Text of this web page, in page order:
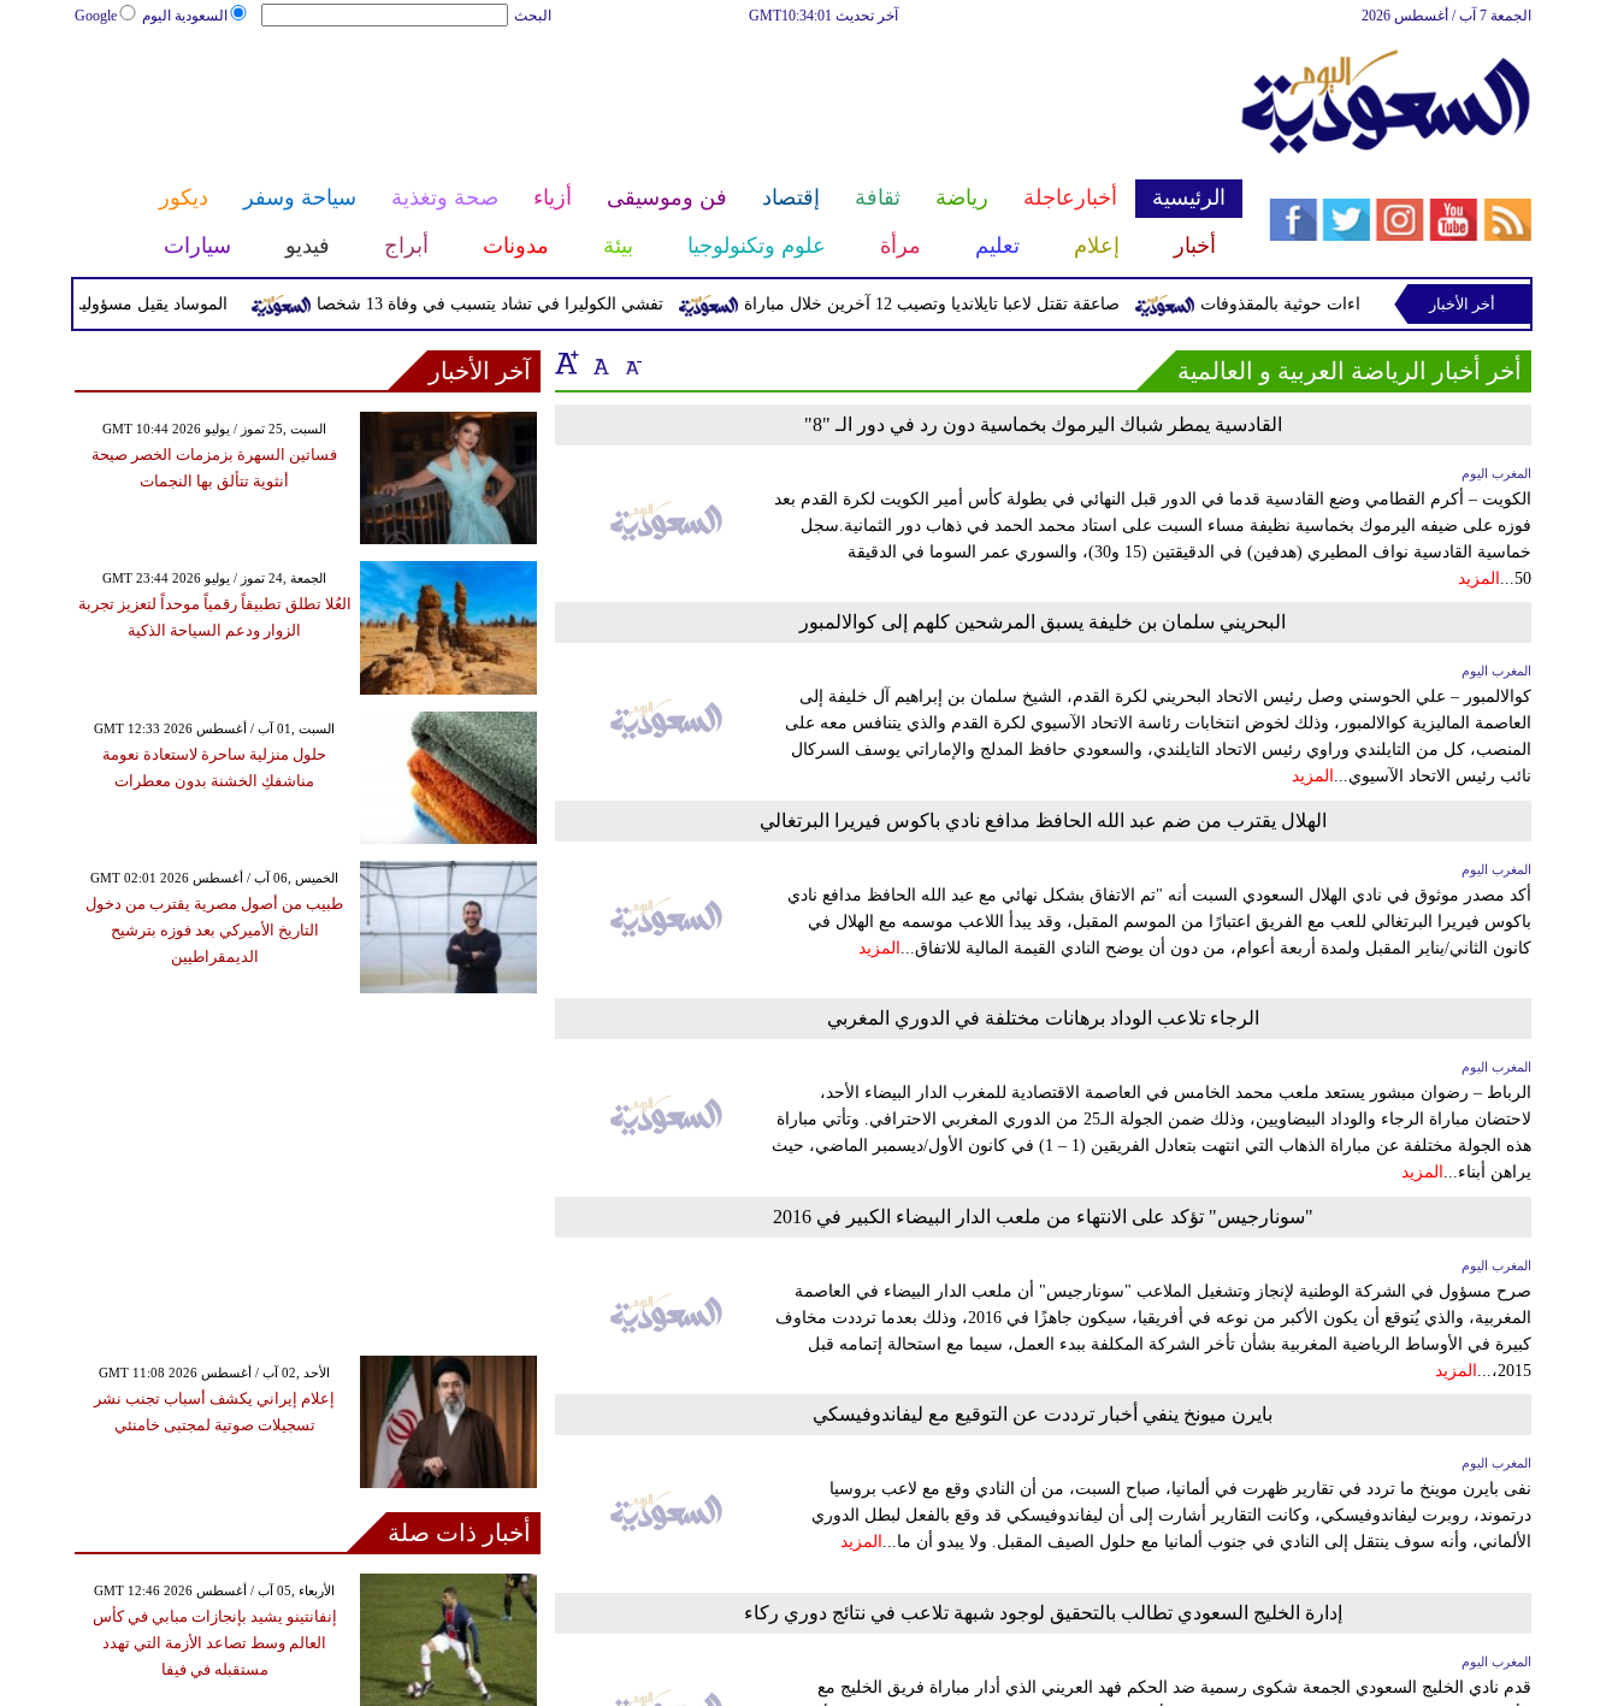
السعودية اليوم Google البحث آخر تحديث GMT10:34:01 الجمعة 7 آب / أغسطس 2026
الرئيسية أخبارعاجلة رياضة ثقافة إقتصاد فن وموسيقى أزياء صحة وتغذية سياحة وسفر
ديكور
أخبار
إعلام تعليم مرأة علوم وتكنولوجيا بيئة مدونات أبراج فيديو سيارات
الموساد يقيل مسؤولين بارزين بعد تفشي الكوليرا في تشاد يتسبب في وفاة 13 شخصا صاعقة تقتل لاعبا تايلانديا وتصيب 12 آخرين خلال مباراة أخر الأخبار
أخر أخبار الرياضة العربية و العالمية
القادسية يمطر شباك اليرموك بخماسية دون رد في دور الـ "8"
المغرب اليوم
الكويت – أكرم القطامي وضع القادسية قدما في الدور قبل النهائي في بطولة كأس أمير الكويت لكرة القدم بعد
فوزه على ضيفه اليرموك بخماسية نظيفة مساء السبت على استاد محمد الحمد في ذهاب دور الثمانية.سجل
خماسية القادسية نواف المطيري (هدفين) في الدقيقتين (15 و30)، والسوري عمر السوما في الدقيقة
50...
المزيد
البحريني سلمان بن خليفة يسبق المرشحين كلهم إلى كوالالمبور
المغرب اليوم
كوالالمبور – علي الحوسني وصل رئيس الاتحاد البحريني لكرة القدم، الشيخ سلمان بن إبراهيم آل خليفة إلى
العاصمة الماليزية كوالالمبور، وذلك لخوض انتخابات رئاسة الاتحاد الآسيوي لكرة القدم والذي يتنافس معه على
المنصب، كل من التايلندي وراوي رئيس الاتحاد التايلندي، والسعودي حافظ المدلج والإماراتي يوسف السركال
نائب رئيس الاتحاد الآسيوي... المزيد
الهلال يقترب من ضم عبد الله الحافظ مدافع نادي باكوس فيريرا البرتغالي
المغرب اليوم
أكد مصدر موثوق في نادي الهلال السعودي السبت أنه "تم الاتفاق بشكل نهائي مع عبد الله الحافظ مدافع نادي
باكوس فيريرا البرتغالي للعب مع الفريق اعتبارًا من الموسم المقبل، وقد يبدأ اللاعب موسمه مع الهلال في
كانون الثاني/يناير المقبل ولمدة أربعة أعوام، من دون أن يوضح النادي القيمة المالية للاتفاق...
المزيد
الرجاء تلاعب الوداد برهانات مختلفة في الدوري المغربي
المغرب اليوم
الرباط – رضوان مبشور يستعد ملعب محمد الخامس في العاصمة الاقتصادية للمغرب الدار البيضاء الأحد،
لاحتضان مباراة الرجاء والوداد البيضاويين، وذلك ضمن الجولة الـ25 من الدوري المغربي الاحترافي. وتأتي مباراة
هذه الجولة مختلفة عن مباراة الذهاب التي انتهت بتعادل الفريقين (1 – 1) في كانون الأول/ديسمبر الماضي، حيث
يراهن أبناء... المزيد
"سونارجيس" تؤكد على الانتهاء من ملعب الدار البيضاء الكبير في 2016
المغرب اليوم
صرح مسؤول في الشركة الوطنية لإنجاز وتشغيل الملاعب "سونارجيس" أن ملعب الدار البيضاء في العاصمة
المغربية، والذي يُتوقع أن يكون الأكبر من نوعه في أفريقيا، سيكون جاهزًا في 2016، وذلك بعدما ترددت مخاوف
كبيرة في الأوساط الرياضية المغربية بشأن تأخر الشركة المكلفة ببدء العمل، سيما مع استحالة إتمامه قبل
2015،...
المزيد
بايرن ميونخ ينفي أخبار ترددت عن التوقيع مع ليفاندوفيسكي
المغرب اليوم
نفى بايرن موينخ ما تردد في تقارير ظهرت في ألمانيا، صباح السبت، من أن النادي وقع مع لاعب بروسيا
درتموند، روبرت ليفاندوفيسكي، وكانت التقارير أشارت إلى أن ليفاندوفيسكي قد وقع بالفعل لبطل الدوري
الألماني، وأنه سوف ينتقل إلى النادي في جنوب ألمانيا مع حلول الصيف المقبل. ولا يبدو أن ما... المزيد
إدارة الخليج السعودي تطالب بالتحقيق لوجود شبهة تلاعب في نتائج دوري ركاء
المغرب اليوم
قدم نادي الخليج السعودي الجمعة شكوى رسمية ضد الحكم فهد العريني الذي أدار مباراة فريق الخليج مع
آخر الأخبار
GMT 10:44 2026 السبت ,25 تموز / يوليو
فساتين السهرة بزمزمات الخصر صيحة
أنثوية تتألق بها النجمات
GMT 23:44 2026 الجمعة ,24 تموز / يوليو
العُلا تطلق تطبيقاً رقمياً موحداً لتعزيز تجربة
الزوار ودعم السياحة الذكية
GMT 12:33 2026 السبت ,01 آب / أغسطس
حلول منزلية ساحرة لاستعادة نعومة
مناشفكِ الخشنة بدون معطرات
GMT 02:01 2026 الخميس ,06 آب / أغسطس
طبيب من أصول مصرية يقترب من دخول
التاريخ الأميركي بعد فوزه بترشيح
الديمقراطيين
GMT 11:08 2026 الأحد ,02 آب / أغسطس
إعلام إيراني يكشف أسباب تجنب نشر
تسجيلات صوتية لمجتبى خامنئي
أخبار ذات صلة
GMT 12:46 2026 الأربعاء ,05 آب / أغسطس
إنفانتينو يشيد بإنجازات مبابي في كأس
العالم وسط تصاعد الأزمة التي تهدد
مستقبله في فيفا